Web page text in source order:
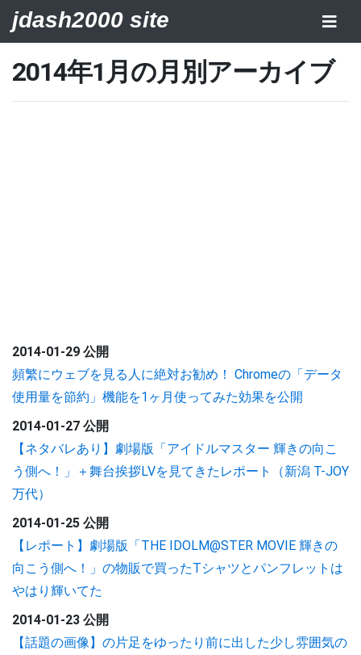
jdash2000 site
2014年1月の月別アーカイブ
2014-01-29 公開
頻繁にウェブを見る人に絶対お勧め！ Chromeの「データ
使用量を節約」機能を1ヶ月使ってみた効果を公開
2014-01-27 公開
【ネタバレあり】劇場版「アイドルマスター 輝きの向こ
う側へ！」＋舞台挨拶LVを見てきたレポート（新潟 T-JOY
万代）
2014-01-25 公開
【レポート】劇場版「THE IDOLM@STER MOVIE 輝きの
向こう側へ！」の物販で買ったTシャツとパンフレットは
やはり輝いてた
2014-01-23 公開
【話題の画像】の片足をゆったり前に出した少し雰囲気の